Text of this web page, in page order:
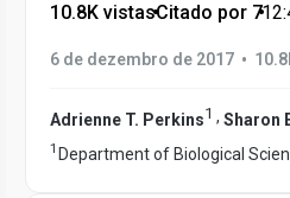
10.8K vistas•Citado por 7•
6 de dezembro de 2017 •
Adrienne T. Perkins1 , Sharon
1 Department of Biological